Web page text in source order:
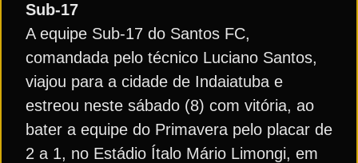
Sub-17
A equipe Sub-17 do Santos FC,
comandada pelo técnico Luciano Santos,
viajou para a cidade de Indaiatuba e
estreou neste sábado (8) com vitória, ao
bater a equipe do Primavera pelo placar de
2 a 1, no Estádio Ítalo Mário Limongi, em